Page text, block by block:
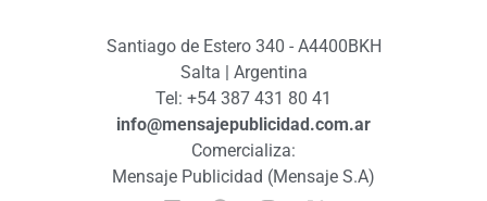
Santiago de Estero 340 - A4400BKH
Salta | Argentina
Tel: +54 387 431 80 41
info@mensajepublicidad.com.ar
Comercializa:
Mensaje Publicidad (Mensaje S.A)